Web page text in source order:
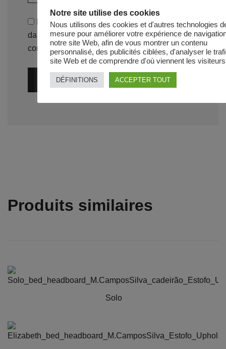
Enregistrer mon nom, mon e-mail et mon site
dans le navigateur pour mon prochain
commentaire.
Produits similaires
Solo
Notre site utilise des cookies
Nous utilisons des cookies et d'autres technologies
mesure pour améliorer votre expérience de
notre site Web, afin de vous montrer un contenu
personnalisé, des publicités ciblées, d'analyser le
site Web et de comprendre d'où viennent les
DÉFINITIONS ACCEPTER TOUT